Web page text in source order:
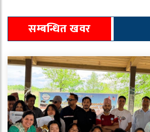
सम्बन्धित खवर